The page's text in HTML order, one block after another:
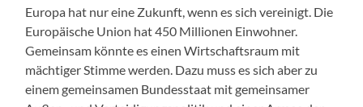
Europa hat nur eine Zukunft, wenn es sich vereinigt. Die
Europäische Union hat 450 Millionen Einwohner.
Gemeinsam könnte es einen Wirtschaftsraum mit
mächtiger Stimme werden. Dazu muss es sich aber zu
einem gemeinsamen Bundesstaat mit gemeinsamer